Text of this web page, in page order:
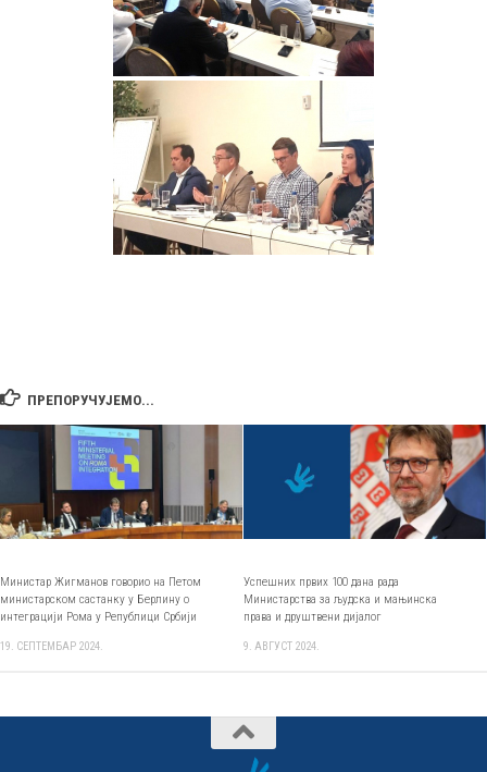
ПРЕПОРУЧУЈЕМО...
Министар Жигманов говорио на Петом
министарском састанку у Берлину о
интеграцији Рома у Републици Србији
19. СЕПТЕМБАР 2024.
Успешних првих 100 дана рада
Министарства за људска и мањинска
права и друштвени дијалог
9. АВГУСТ 2024.